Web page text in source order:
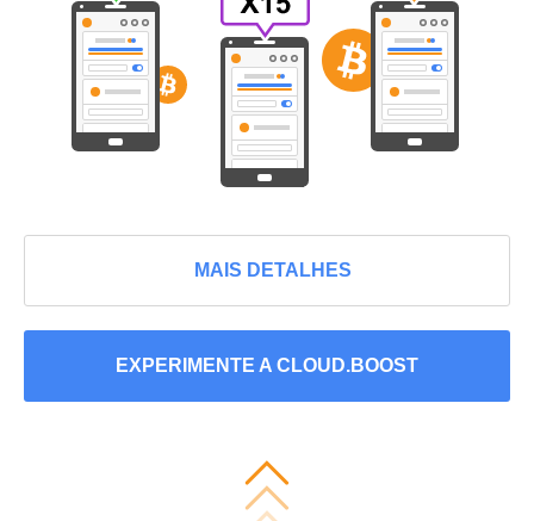
MAIS DETALHES
EXPERIMENTE A CLOUD.BOOST